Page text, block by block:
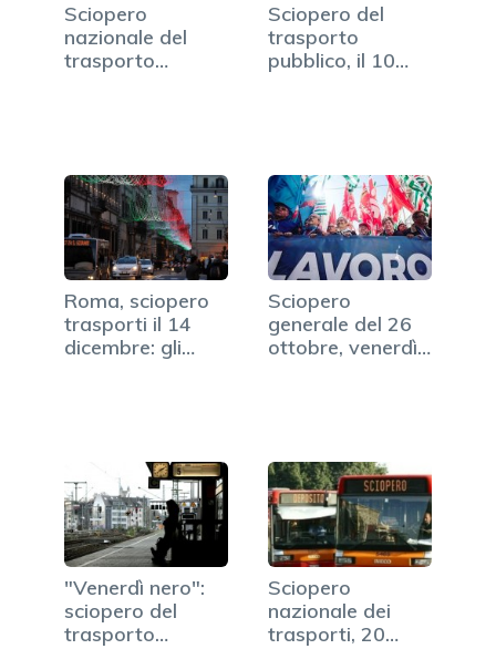
Sciopero
nazionale del
trasporto
Sciopero del
trasporto
pubblico, il 10
Roma, sciopero
trasporti il 14
dicembre: gli
Sciopero
generale del 26
ottobre, venerdì
"Venerdì nero":
sciopero del
trasporto
Sciopero
nazionale dei
trasporti, 20